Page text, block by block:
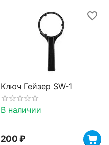
Ключ Гейзер SW-1
В наличии
‍200‍ ₽